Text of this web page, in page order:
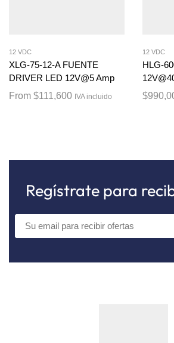
12 VDC
XLG-75-12-A FUENTE
DRIVER LED 12V@5 Amp
From $111,600 IVA incluido
12 VDC
HLG-
$
Regístrate para